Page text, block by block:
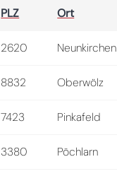
PLZ Ort
2620 Neunkirchen
8832 Oberwölz
7423 Pinkafeld
3380 Pöchlarn